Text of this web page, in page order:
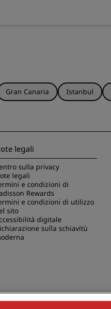
Gran Canaria Istanbul
legali
sulla privacy
legali
e condizioni di
Rewards
e condizioni di utilizzo
sito
digitale
sulla schiavitù